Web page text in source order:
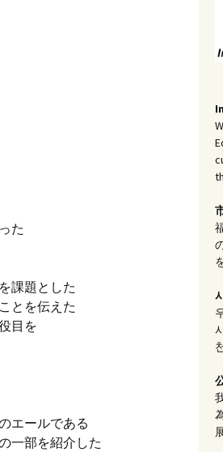
ブ（５）
た
課題とした
とを伝えた
目を
エールである
一部を紹介した